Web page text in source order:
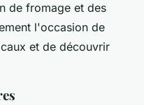
de fromage et des
l'occasion de
et de découvrir